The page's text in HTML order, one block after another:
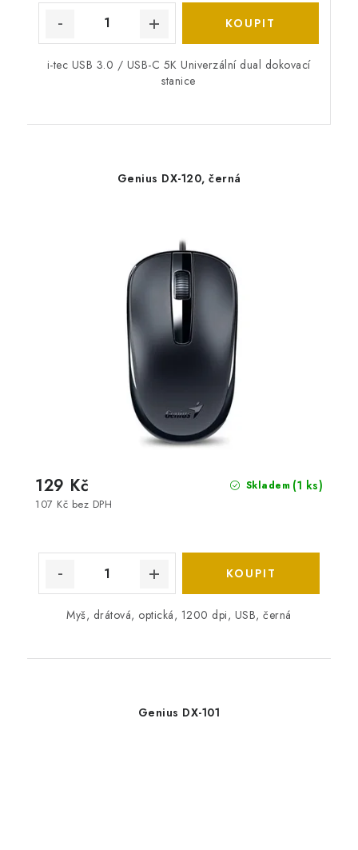
i-tec USB 3.0 / USB-C 5K Univerzální dual dokovací
stanice
Genius DX-120, černá
Skladem (1 ks)
107 Kč bez DPH
129 Kč
Myš, drátová, optická, 1200 dpi, USB, černá
Genius DX-101